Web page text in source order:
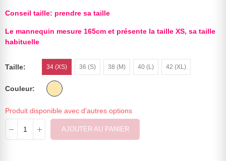
Conseil taille: prendre sa taille
Le mannequin mesure 165cm et présente la taille XS, sa taille
habituelle
Taille 34 (XS) 36 (S) 38 (M) 40 (L) 42 (XL)
Couleur
Produit disponible avec d'autres options
AJOUTER AU PANIER